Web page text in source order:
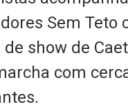
Sem Teto
show de
com